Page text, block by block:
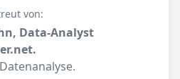
von:
Data-Analyst